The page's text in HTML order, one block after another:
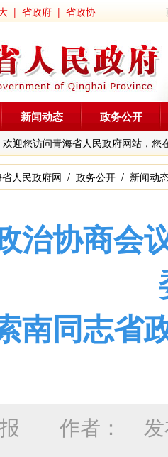
| 省政府 | 省政协
欢迎您访问青海省人民政府网站，您
新闻动态 政务公开
人民政府网 / 政务公开 / 新闻动
治协商会
南同志省
报 作者：